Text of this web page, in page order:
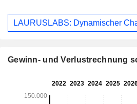
LAURUSLABS: Dynamischer
Gewinn- und Verlustrechnung